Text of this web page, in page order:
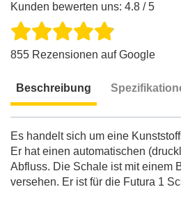
Kunden bewerten uns: 4.8 / 5
855 Rezensionen auf Google
Beschreibung
Es handelt sich um eine
Er hat einen automatischen
Abfluss. Die Schale ist mit einem
versehen. Er ist für die Futura 1